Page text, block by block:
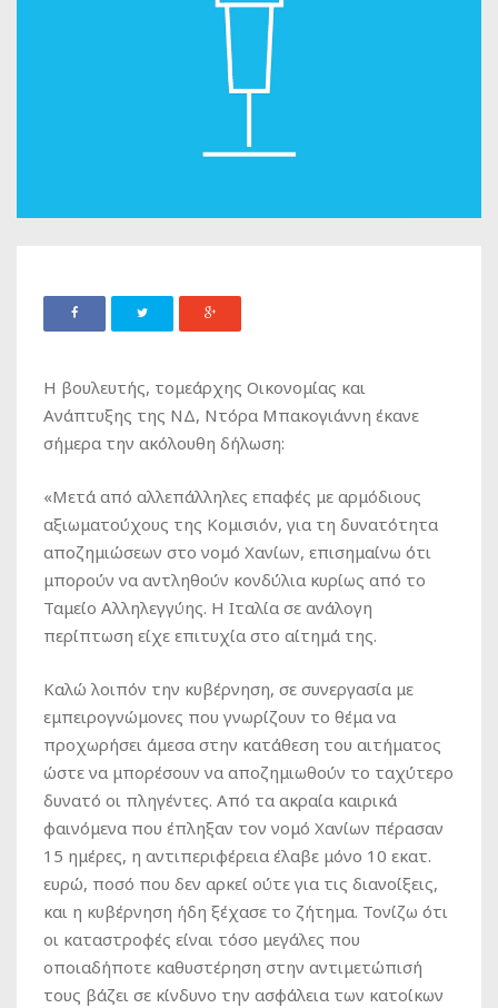
Η βουλευτής, τομεάρχης Οικονομίας και
Ανάπτυξης της ΝΔ, Ντόρα Μπακογιάννη έκανε
σήμερα την ακόλουθη δήλωση:
«Μετά από αλλεπάλληλες επαφές με αρμόδιους
αξιωματούχους της Κομισιόν, για τη δυνατότητα
αποζημιώσεων στο νομό Χανίων, επισημαίνω ότι
μπορούν να αντληθούν κονδύλια κυρίως από το
Ταμείο Αλληλεγγύης. Η Ιταλία σε ανάλογη
περίπτωση είχε επιτυχία στο αίτημά της.
Καλώ λοιπόν την κυβέρνηση, σε συνεργασία με
εμπειρογνώμονες που γνωρίζουν το θέμα να
προχωρήσει άμεσα στην κατάθεση του αιτήματος
ώστε να μπορέσουν να αποζημιωθούν το ταχύτερο
δυνατό οι πληγέντες. Από τα ακραία καιρικά
φαινόμενα που έπληξαν τον νομό Χανίων πέρασαν
15 ημέρες, η αντιπεριφέρεια έλαβε μόνο 10 εκατ.
ευρώ, ποσό που δεν αρκεί ούτε για τις διανοίξεις,
και η κυβέρνηση ήδη ξέχασε το ζήτημα. Τονίζω ότι
οι καταστροφές είναι τόσο μεγάλες που
οποιαδήποτε καθυστέρηση στην αντιμετώπισή
τους βάζει σε κίνδυνο την ασφάλεια των κατοίκων